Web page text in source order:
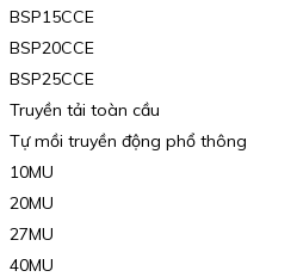
BSP15CCE
BSP20CCE
BSP25CCE
Truyền tải toàn cầu
Tự mồi truyền động phổ thông
10MU
20MU
27MU
40MU